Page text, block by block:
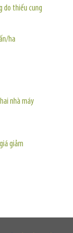
do thiếu cung
ha
nhà máy
giảm